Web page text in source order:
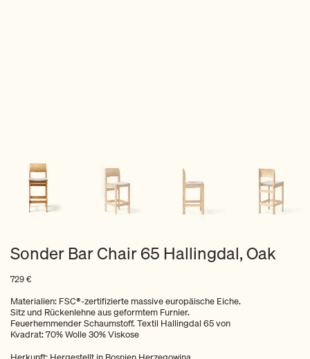
Sonder Bar Chair 65 Hallingdal, Oak
729€
Materialien: FSC®-zertifizierte massive europäische Eiche.
Sitz und Rückenlehne aus geformtem Furnier.
Feuerhemmender Schaumstoff. Textil Hallingdal 65 von
Kvadrat: 70% Wolle 30% Viskose